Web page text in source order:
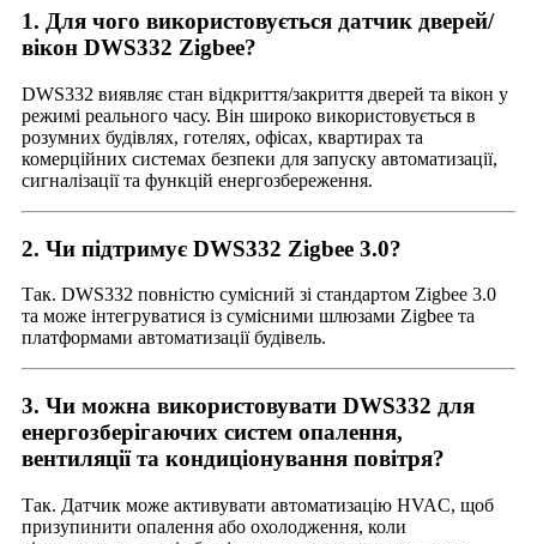
1. Для чого використовується датчик дверей/
вікон DWS332 Zigbee?
DWS332 виявляє стан відкриття/закриття дверей та вікон у
режимі реального часу. Він широко використовується в
розумних будівлях, готелях, офісах, квартирах та
комерційних системах безпеки для запуску автоматизації,
сигналізації та функцій енергозбереження.
2. Чи підтримує DWS332 Zigbee 3.0?
Так. DWS332 повністю сумісний зі стандартом Zigbee 3.0
та може інтегруватися із сумісними шлюзами Zigbee та
платформами автоматизації будівель.
3. Чи можна використовувати DWS332 для
енергозберігаючих систем опалення,
вентиляції та кондиціонування повітря?
Так. Датчик може активувати автоматизацію HVAC, щоб
призупинити опалення або охолодження, коли